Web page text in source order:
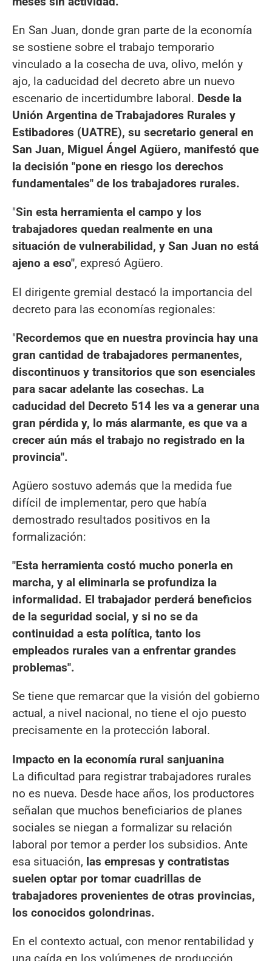
En San Juan, donde gran parte de la economía
se sostiene sobre el trabajo temporario
vinculado a la cosecha de uva, olivo, melón y
ajo, la caducidad del decreto abre un nuevo
escenario de incertidumbre laboral. Desde la
Unión Argentina de Trabajadores Rurales y
Estibadores (UATRE), su secretario general en
San Juan, Miguel Ángel Agüero, manifestó que
la decisión "pone en riesgo los derechos
fundamentales" de los trabajadores rurales.
"Sin esta herramienta el campo y los
trabajadores quedan realmente en una
situación de vulnerabilidad, y San Juan no está
ajeno a eso", expresó Agüero.
El dirigente gremial destacó la importancia del
decreto para las economías regionales:
"Recordemos que en nuestra provincia hay una
gran cantidad de trabajadores permanentes,
discontinuos y transitorios que son esenciales
para sacar adelante las cosechas. La
caducidad del Decreto 514 les va a generar una
gran pérdida y, lo más alarmante, es que va a
crecer aún más el trabajo no registrado en la
provincia".
Agüero sostuvo además que la medida fue
difícil de implementar, pero que había
demostrado resultados positivos en la
formalización:
"Esta herramienta costó mucho ponerla en
marcha, y al eliminarla se profundiza la
informalidad. El trabajador perderá beneficios
de la seguridad social, y si no se da
continuidad a esta política, tanto los
empleados rurales van a enfrentar grandes
problemas".
Se tiene que remarcar que la visión del gobierno
actual, a nivel nacional, no tiene el ojo puesto
precisamente en la protección laboral.
Impacto en la economía rural sanjuanina
La dificultad para registrar trabajadores rurales
no es nueva. Desde hace años, los productores
señalan que muchos beneficiarios de planes
sociales se niegan a formalizar su relación
laboral por temor a perder los subsidios. Ante
esa situación, las empresas y contratistas
suelen optar por tomar cuadrillas de
trabajadores provenientes de otras provincias,
los conocidos golondrinas.
En el contexto actual, con menor rentabilidad y
una caída en los volúmenes de producción